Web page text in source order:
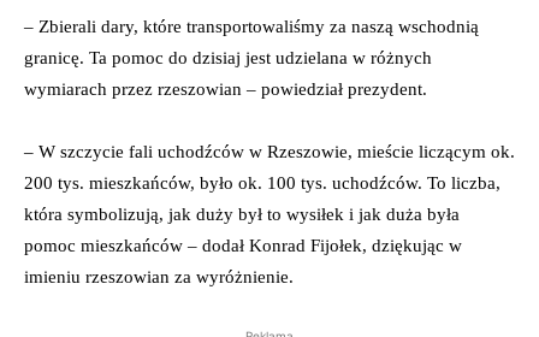
– Zbierali dary, które transportowaliśmy za naszą wschodnią
granicę. Ta pomoc do dzisiaj jest udzielana w różnych
wymiarach przez rzeszowian – powiedział prezydent.
– W szczycie fali uchodźców w Rzeszowie, mieście liczącym ok.
200 tys. mieszkańców, było ok. 100 tys. uchodźców. To liczba,
która symbolizują, jak duży był to wysiłek i jak duża była
pomoc mieszkańców – dodał Konrad Fijołek, dziękując w
imieniu rzeszowian za wyróżnienie.